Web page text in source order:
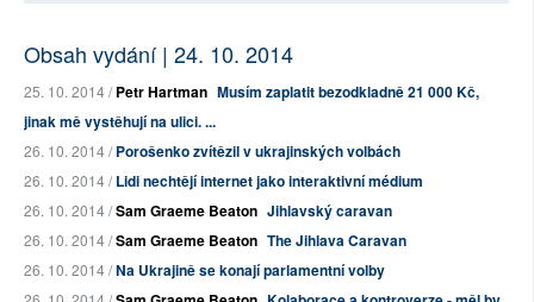
Obsah vydání | 24. 10. 2014
25. 10. 2014 /Petr Hartman Musím zaplatit bezodkladně 21 000 Kč,
jinak mě vystěhují na ulici. ...
26. 10. 2014 /Porošenko zvítězil v ukrajinských volbách
26. 10. 2014 /Lidi nechtějí internet jako interaktivní médium
26. 10. 2014 /Sam Graeme Beaton Jihlavský caravan
26. 10. 2014 /Sam Graeme Beaton The Jihlava Caravan
26. 10. 2014 /Na Ukrajině se konají parlamentní volby